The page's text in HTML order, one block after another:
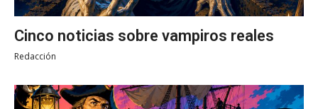
Cinco noticias sobre vampiros reales
Redacción